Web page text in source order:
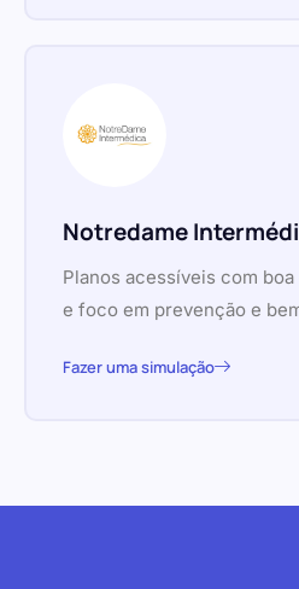
Notredame
Planos acessíveis com
e foco em prevenção e
Fazer uma simulação